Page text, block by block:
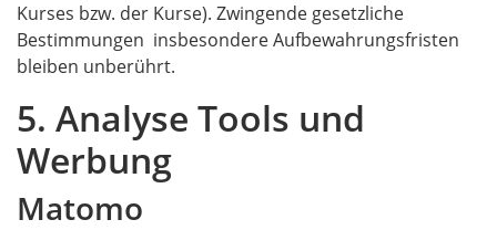
Kurses bzw. der Kurse). Zwingende gesetzliche
Bestimmungen  insbesondere Aufbewahrungsfristen 
bleiben unberührt.
5. Analyse Tools und
Werbung
Matomo